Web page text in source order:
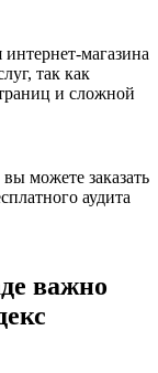
магазина
так как
и сложной
можете заказать
аудита
важно